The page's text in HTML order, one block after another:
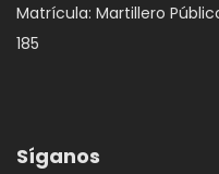
Matrícula: Martillero
185
Síganos